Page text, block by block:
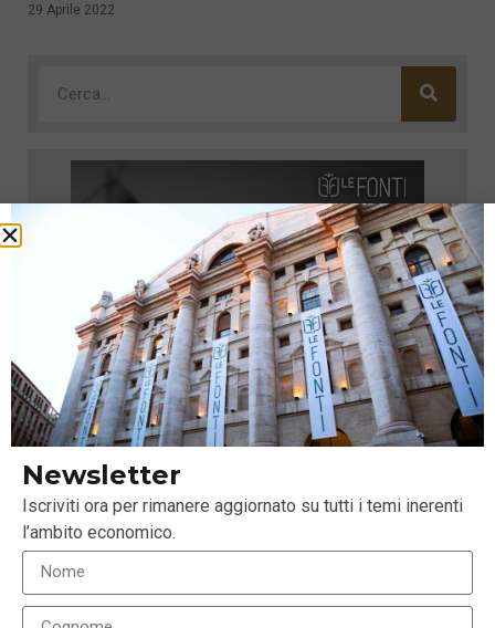
29 Aprile 2022
Newsletter
Iscriviti ora per rimanere aggiornato su tutti i temi inerenti
l’ambito economico.